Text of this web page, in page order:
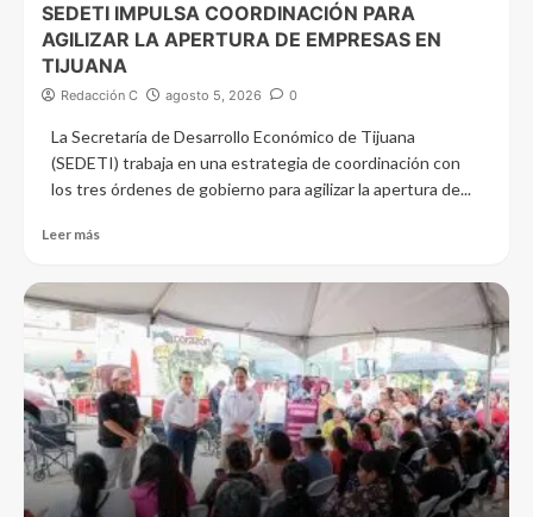
SEDETI IMPULSA COORDINACIÓN PARA
AGILIZAR LA APERTURA DE EMPRESAS EN
TIJUANA
Redacción C agosto 5, 2026 0
La Secretaría de Desarrollo Económico de Tijuana
(SEDETI) trabaja en una estrategia de coordinación con
los tres órdenes de gobierno para agilizar la apertura de...
Leer más